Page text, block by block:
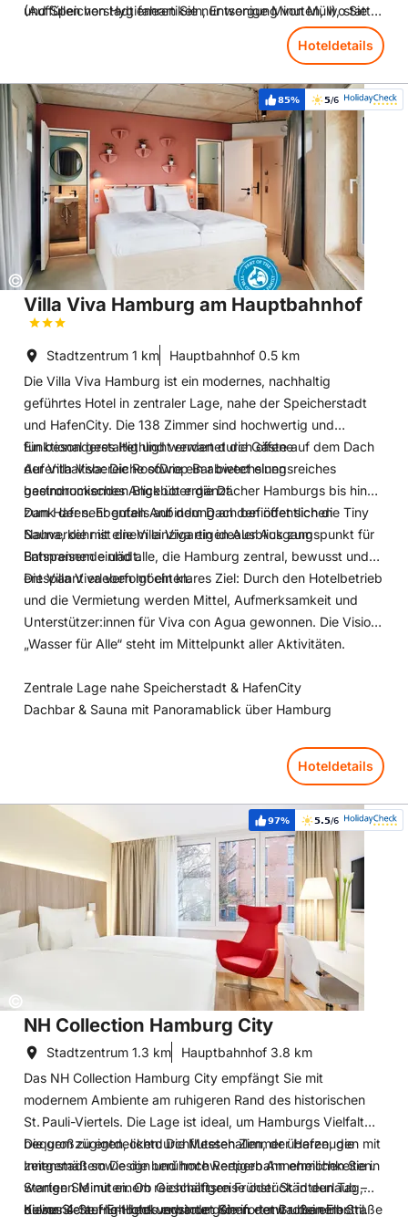
und Speicherstadt fahren Sie nur wenige Minuten, wo Sie
(Auffüllen von Hygieneartikeln, Entsorgung von Müll), statt.
Gegen einen geringen Aufpreis erhalten Sie an der
Hoteldetails
Copyright:
©
Weiterempfehlung:
85% Bewertung:
5/6
Villa Viva Hamburg am Hauptbahnhof
Stadtzentrum 1 km Hauptbahnhof 0.5 km
Die Villa Viva Hamburg ist ein modernes, nachhaltig
geführtes Hotel in zentraler Lage, nahe der Speicherstadt
und HafenCity. Die 138 Zimmer sind hochwertig und
funktional gestaltet und werden durch offene
Aufenthaltsbereiche sowie ein abwechslungsreiches
gastronomisches Angebot ergänzt.
Ein besonderes Highlight erwartet die Gäste auf dem Dach
der Villa Viva: Die RoofDrop Bar bietet einen
beeindruckenden Blick über die Dächer Hamburgs bis hin
zum Hafen. Ebenfalls auf dem Dach befindet sich die Tiny
Sauna, die mit einem einzigartigen Ausblick zum
Entspannen einlädt.
Dank der sehr guten Anbindung an den öffentlichen
Nahverkehr ist die Villa Viva ein idealer Ausgangspunkt für
Bahnreisende und alle, die Hamburg zentral, bewusst und
entspannt erleben möchten.
Die Villa Viva verfolgt ein klares Ziel: Durch den Hotelbetrieb
und die Vermietung werden Mittel, Aufmerksamkeit und
Unterstützer:innen für Viva con Agua gewonnen. Die Vision
„Wasser für Alle“ steht im Mittelpunkt aller Aktivitäten.
Zentrale Lage nahe Speicherstadt & HafenCity
Dachbar & Sauna mit Panoramablick über Hamburg
Hoteldetails
Hoteldetails: Villa Viva Hamburg am Hauptbahnhof
Copyright:
©
Weiterempfehlung:
97% Bewertung:
5.5/6
NH Collection Hamburg City
Stadtzentrum 1.3 km Hauptbahnhof 3.8 km
Das NH Collection Hamburg City empfängt Sie mit
modernem Ambiente am ruhigeren Rand des historischen
St. Pauli-Viertels. Die Lage ist ideal, um Hamburgs Vielfalt
bequem zu entdecken: Die Messehallen, der Hafen, die
Innenstadt sowie die berühmte Reeperbahn erreichen Sie in
wenigen Minuten. Ob Geschäftsreise oder Städteurlaub –
dieses 4‑Sterne‑Hotel verbindet Komfort mit urbanem Stil.
Die großzügigen, lichtdurchfluteten Zimmer überzeugen mit
zeitgemäßem Design und hochwertigen Annehmlichkeiten.
Starten Sie mit einem reichhaltigen Frühstück in den Tag,
bevor Sie auf Entdeckungstour gehen – etwa bei einer
Kulinarische Highlights erwarten Sie in der Großen Elbstraße
Hoteldetails: NH Collection Hamburg City